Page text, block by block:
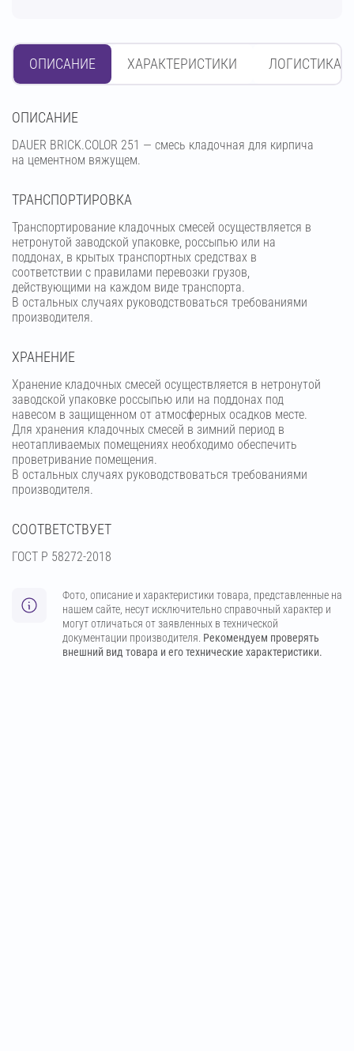
ОПИСАНИЕ ХАРАКТЕРИСТИКИ ЛОГИСТИКА
OПИСАНИЕ
DAUER BRICK.COLOR 251 — смесь кладочная для кирпича
на цементном вяжущем.
ТРАНСПОРТИРОВКА
Транспортирование кладочных смесей осуществляется в
нетронутой заводской упаковке, россыпью или на
поддонах, в крытых транспортных средствах в
соответствии с правилами перевозки грузов,
действующими на каждом виде транспорта.
В остальных случаях руководствоваться требованиями
производителя.
ХРАНЕНИЕ
Хранение кладочных смесей осуществляется в нетронутой
заводской упаковке россыпью или на поддонах под
навесом в защищенном от атмосферных осадков месте.
Для хранения кладочных смесей в зимний период в
неотапливаемых помещениях необходимо обеспечить
проветривание помещения.
В остальных случаях руководствоваться требованиями
производителя.
СООТВЕТСТВУЕТ
ГОСТ Р 58272-2018
Фото, описание и характеристики товара, представленные на
нашем сайте, несут исключительно справочный характер и
могут отличаться от заявленных в технической
документации производителя. Рекомендуем проверять
внешний вид товара и его технические характеристики.